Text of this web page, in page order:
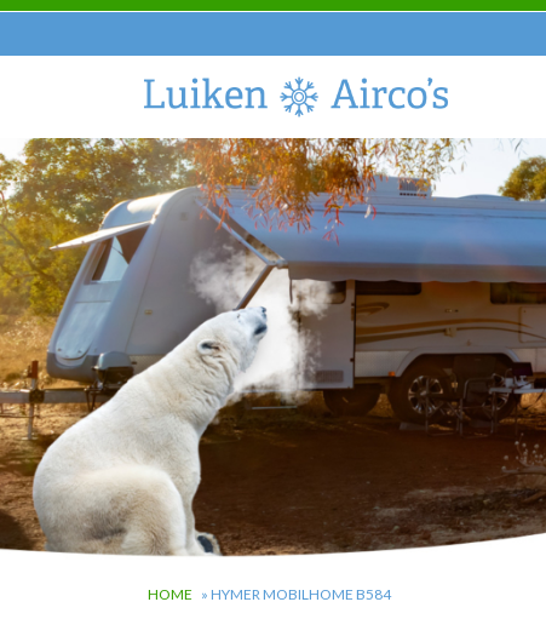
HOME » HYMER MOBILHOME B584